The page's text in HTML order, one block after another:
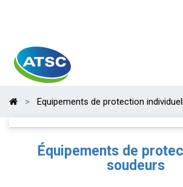
Equipements de protection
Équipements de
soudeurs